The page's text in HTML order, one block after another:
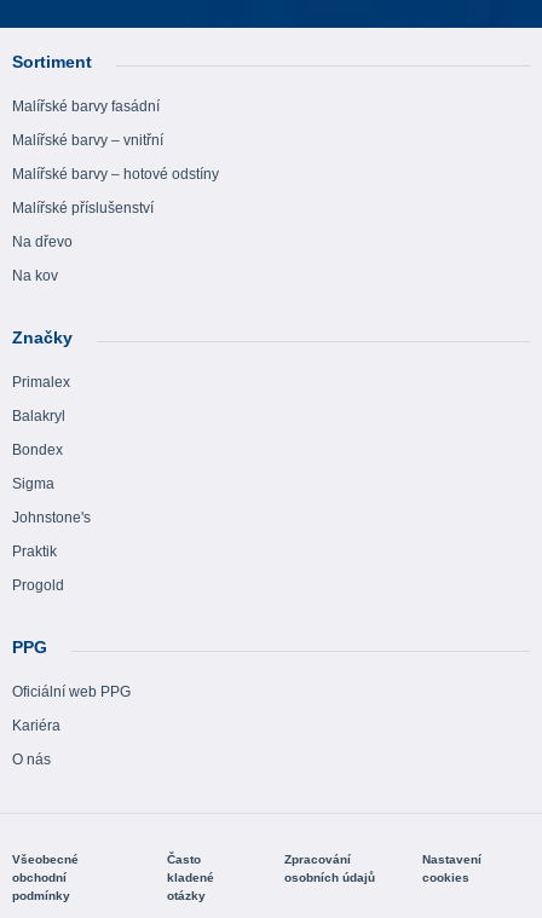
Sortiment
Malířské barvy fasádní
Malířské barvy – vnitřní
Malířské barvy – hotové odstíny
Malířské příslušenství
Na dřevo
Na kov
Značky
Primalex
Balakryl
Bondex
Sigma
Johnstone's
Praktik
Progold
PPG
Oficiální web PPG
Kariéra
O nás
Všeobecné
obchodní
podmínky
Často
kladené
otázky
Zpracování
osobních údajů
Nastavení
cookies